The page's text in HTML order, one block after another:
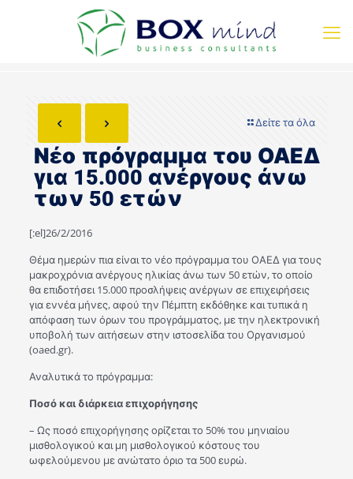
Δείτε τα όλα
Νέο πρόγραμμα του ΟΑΕΔ
για 15.000 ανέργους άνω
των 50 ετών
[:el]26/2/2016
Θέμα ημερών πια είναι το νέο πρόγραμμα του ΟΑΕΔ για τους
μακροχρόνια ανέργους ηλικίας άνω των 50 ετών, το οποίο
θα επιδοτήσει 15.000 προσλήψεις ανέργων σε επιχειρήσεις
για εννέα μήνες, αφού την Πέμπτη εκδόθηκε και τυπικά η
απόφαση των όρων του προγράμματος, με την ηλεκτρονική
υποβολή των αιτήσεων στην ιστοσελίδα του Οργανισμού
(oaed.gr).
Αναλυτικά το πρόγραμμα:
Ποσό και διάρκεια επιχορήγησης
– Ως ποσό επιχορήγησης ορίζεται το 50% του μηνιαίου
μισθολογικού και μη μισθολογικού κόστους του
ωφελούμενου με ανώτατο όριο τα 500 ευρώ.